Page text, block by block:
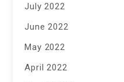
July 2022
June 2022
May 2022
April 2022